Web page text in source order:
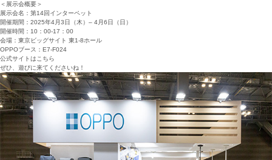
＜展示会概要＞
展示会名：第14回インターペット
開催期間：2025年4月3日（木）– 4月6日（日）
開催時間：10：00-17：00
会場：東京ビッグサイト 東1-8ホール
OPPOブース：E7-F024
公式サイトはこちら
ぜひ、遊びに来てくださいね！